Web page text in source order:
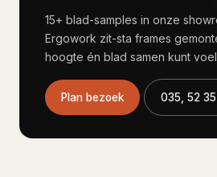
15+ blad-samples in onze
Ergowork zit-sta frames
hoogte én blad samen kunt
Plan bezoek 035, 52